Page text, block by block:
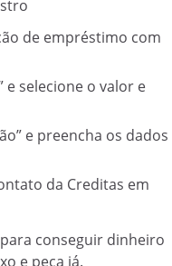
de empréstimo com
e selecione o valor e
e preencha os dados
da Creditas em
conseguir dinheiro
e peça já.